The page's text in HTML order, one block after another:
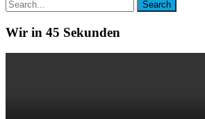
Wir in 45 Sekunden